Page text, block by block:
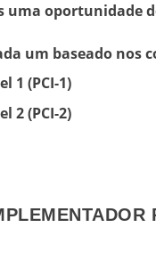
oportunidade
um baseado
1 (PCI-1)
2 (PCI-2)